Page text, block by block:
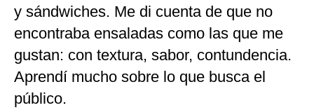
y sándwiches. Me di cuenta de que no
encontraba ensaladas como las que me
gustan: con textura, sabor, contundencia.
Aprendí mucho sobre lo que busca el
público.